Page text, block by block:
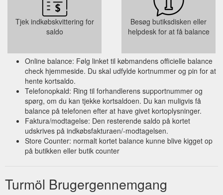
Tjek indkøbskvittering for
saldo
Besøg butiksdisken eller
helpdesk for at få balance
Online balance: Følg linket til købmandens officielle balance
check hjemmeside. Du skal udfylde kortnummer og pin for at
hente kortsaldo.
Telefonopkald: Ring til forhandlerens supportnummer og
spørg, om du kan tjekke kortsaldoen. Du kan muligvis få
balance på telefonen efter at have givet kortoplysninger.
Faktura/modtagelse: Den resterende saldo på kortet
udskrives på indkøbsfakturaen/-modtagelsen.
Store Counter: normalt kortet balance kunne blive kigget op
på butikken eller butik counter
Turmöl Brugergennemgang